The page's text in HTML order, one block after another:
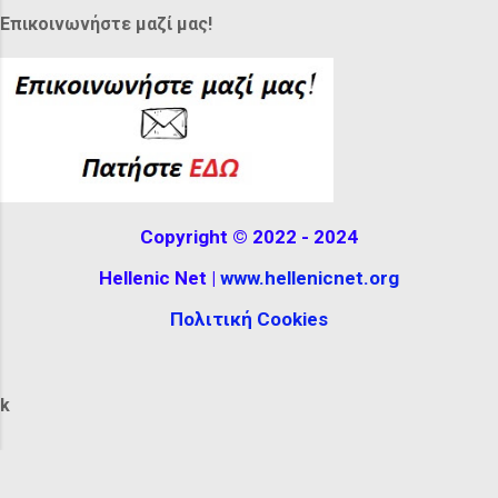
feathers or ribbons. It can be seen at the
Australia. The reconstructio...
Επικοινωνήστε μαζί μας!
Copyright © 2022 - 2024
Hellenic Net | www.hellenicnet.org
Πολιτική Cookies
k